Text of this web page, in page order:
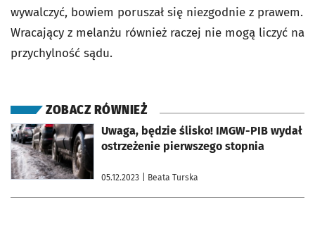
wywalczyć, bowiem poruszał się niezgodnie z prawem.
Wracający z melanżu również raczej nie mogą liczyć na
przychylność sądu.
ZOBACZ RÓWNIEŻ
Uwaga, będzie ślisko! IMGW-PIB wydał
ostrzeżenie pierwszego stopnia
05.12.2023 | Beata Turska
otworzy się w nowej karcie